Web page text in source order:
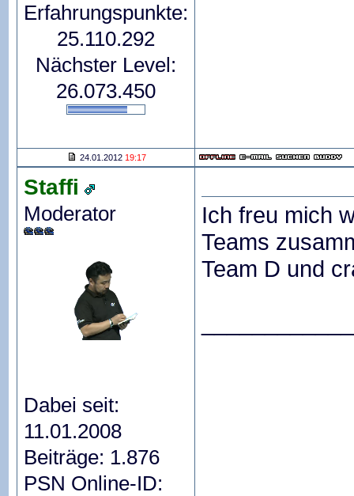
Erfahrungspunkte:
25.110.292
Nächster Level:
26.073.450
24.01.2012 19:17
Staffi
Moderator
Dabei seit:
11.01.2008
Beiträge: 1.876
PSN Online-ID:
Ich freu mich
Teams
Team D und